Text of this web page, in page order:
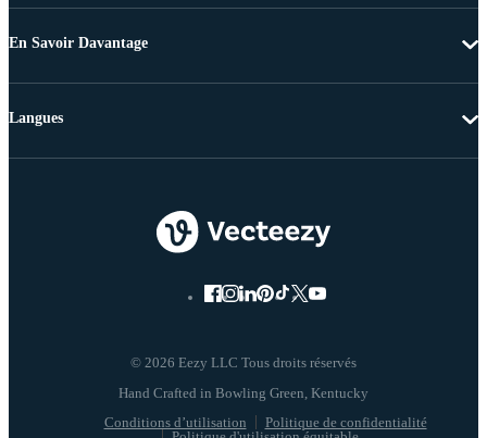
En Savoir Davantage
© 2026 Eezy LLC Tous droits réservés
Conditions d’utilisation
Politique de confidentialité
Langues